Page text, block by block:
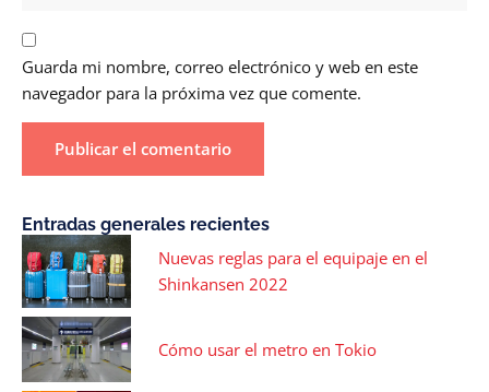
Guarda mi nombre, correo electrónico y web en este
navegador para la próxima vez que comente.
Entradas generales recientes
Nuevas reglas para el equipaje en el
Shinkansen 2022
Cómo usar el metro en Tokio